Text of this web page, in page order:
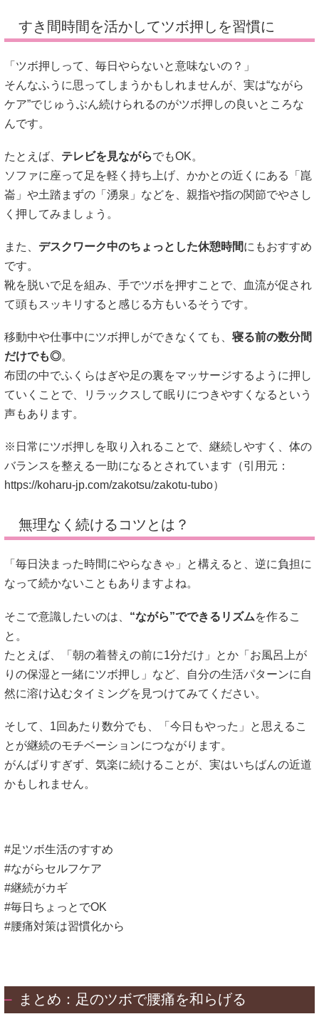
すき間時間を活かしてツボ押しを習慣に
「ツボ押しって、毎日やらないと意味ないの？」
そんなふうに思ってしまうかもしれませんが、実は“ながら
ケア”でじゅうぶん続けられるのがツボ押しの良いところな
んです。
たとえば、 テレビを見ながらでもOK。
ソファに座って足を軽く持ち上げ、かかとの近くにある「崑
崙」や土踏まずの「湧泉」などを、親指や指の関節でやさし
く押してみましょう。
また、 デスクワーク中のちょっとした休憩時間にもおすすめ
です。
靴を脱いで足を組み、手でツボを押すことで、血流が促され
て頭もスッキリすると感じる方もいるそうです。
移動中や仕事中にツボ押しができなくても、 寝る前の数分間
だけでも◎。
布団の中でふくらはぎや足の裏をマッサージするように押し
ていくことで、リラックスして眠りにつきやすくなるという
声もあります。
※日常にツボ押しを取り入れることで、継続しやすく、体の
バランスを整える一助になるとされています（引用元：
https://koharu-jp.com/zakotsu/zakotu-tubo）
無理なく続けるコツとは？
「毎日決まった時間にやらなきゃ」と構えると、逆に負担に
なって続かないこともありますよね。
そこで意識したいのは、 “ながら”でできるリズムを作るこ
と。
たとえば、「朝の着替えの前に1分だけ」とか「お風呂上が
りの保湿と一緒にツボ押し」など、自分の生活パターンに自
然に溶け込むタイミングを見つけてみてください。
そして、1回あたり数分でも、「今日もやった」と思えるこ
とが継続のモチベーションにつながります。
がんばりすぎず、気楽に続けることが、実はいちばんの近道
かもしれません。
#足ツボ生活のすすめ
#ながらセルフケア
#継続がカギ
#毎日ちょっとでOK
#腰痛対策は習慣化から
まとめ：足のツボで腰痛を和らげる